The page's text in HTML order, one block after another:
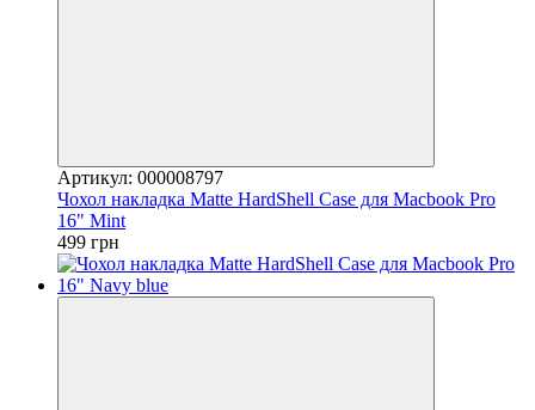
Артикул: 000008797
Чохол накладка Matte HardShell Case для Macbook Pro
16" Mint
499 грн